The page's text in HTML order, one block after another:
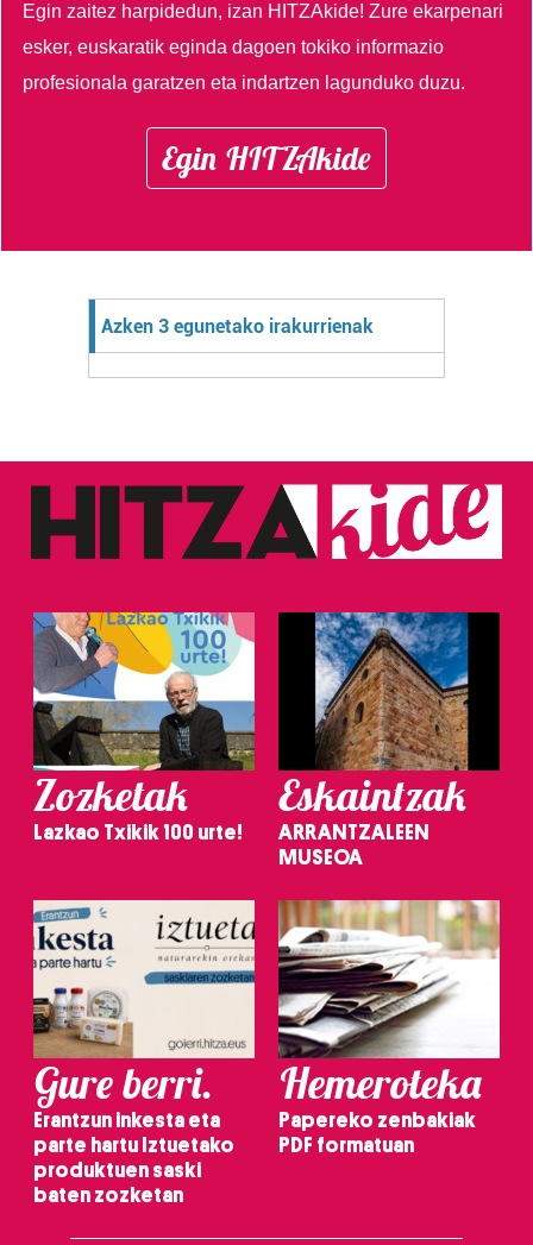
Egin zaitez harpidedun, izan HITZAkide!Zure ekarpenari
esker, euskaratik eginda dagoen tokiko informazio
profesionala garatzen eta indartzen lagunduko duzu.
Egin HITZAkide
Azken 3 egunetako irakurrienak
Zozketak
Lazkao Txikik 100 urte!
Eskaintzak
ARRANTZALEEN
MUSEOA
Gure berri.
Erantzun inkesta eta
parte hartu Iztuetako
produktuen saski
baten zozketan
Hemeroteka
Papereko zenbakiak
PDF formatuan